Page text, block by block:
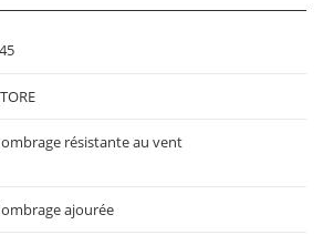
résistante au vent
ajourée